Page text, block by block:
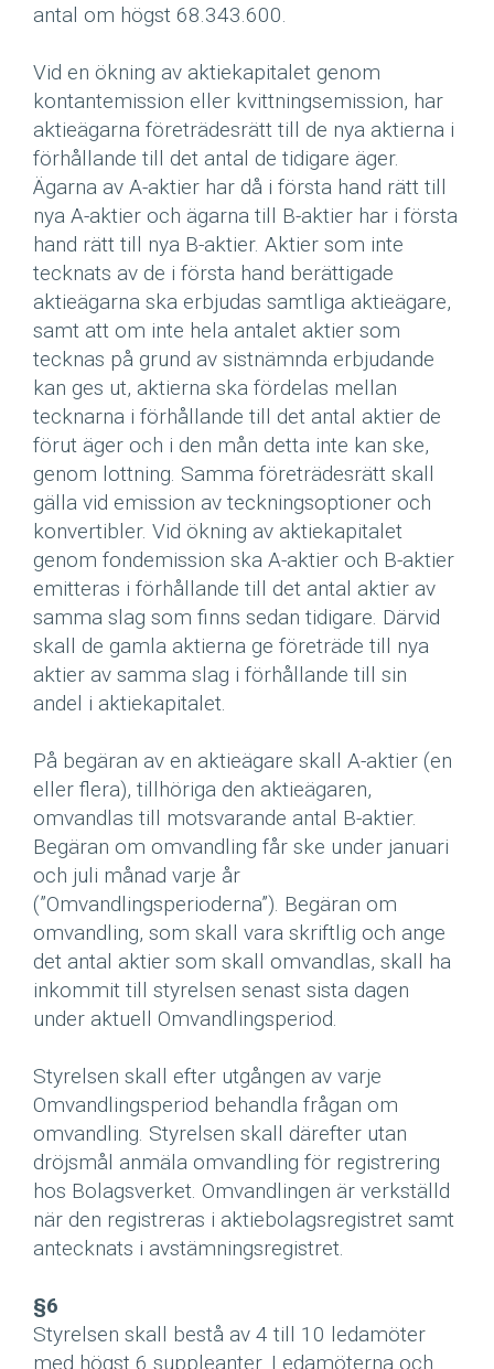
antal om högst 68.343.600.
Vid en ökning av aktiekapitalet genom
kontantemission eller kvittningsemission, har
aktieägarna företrädesrätt till de nya aktierna i
förhållande till det antal de tidigare äger.
Ägarna av A-aktier har då i första hand rätt till
nya A-aktier och ägarna till B-aktier har i första
hand rätt till nya B-aktier. Aktier som inte
tecknats av de i första hand berättigade
aktieägarna ska erbjudas samtliga aktieägare,
samt att om inte hela antalet aktier som
tecknas på grund av sistnämnda erbjudande
kan ges ut, aktierna ska fördelas mellan
tecknarna i förhållande till det antal aktier de
förut äger och i den mån detta inte kan ske,
genom lottning. Samma företrädesrätt skall
gälla vid emission av teckningsoptioner och
konvertibler. Vid ökning av aktiekapitalet
genom fondemission ska A-aktier och B-aktier
emitteras i förhållande till det antal aktier av
samma slag som finns sedan tidigare. Därvid
skall de gamla aktierna ge företräde till nya
aktier av samma slag i förhållande till sin
andel i aktiekapitalet.
På begäran av en aktieägare skall A-aktier (en
eller flera), tillhöriga den aktieägaren,
omvandlas till motsvarande antal B-aktier.
Begäran om omvandling får ske under januari
och juli månad varje år
(”Omvandlingsperioderna”). Begäran om
omvandling, som skall vara skriftlig och ange
det antal aktier som skall omvandlas, skall ha
inkommit till styrelsen senast sista dagen
under aktuell Omvandlingsperiod.
Styrelsen skall efter utgången av varje
Omvandlingsperiod behandla frågan om
omvandling. Styrelsen skall därefter utan
dröjsmål anmäla omvandling för registrering
hos Bolagsverket. Omvandlingen är verkställd
när den registreras i aktiebolagsregistret samt
antecknats i avstämningsregistret.
§6
Styrelsen skall bestå av 4 till 10 ledamöter
med högst 6 suppleanter. Ledamöterna och